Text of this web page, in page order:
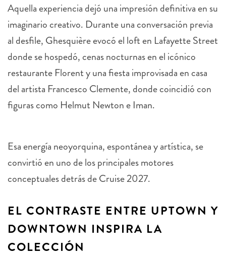
Aquella experiencia dejó una impresión definitiva en su
imaginario creativo. Durante una conversación previa
al desfile, Ghesquière evocó el loft en Lafayette Street
donde se hospedó, cenas nocturnas en el icónico
restaurante Florent y una fiesta improvisada en casa
del artista Francesco Clemente, donde coincidió con
figuras como Helmut Newton e Iman.
Esa energía neoyorquina, espontánea y artística, se
convirtió en uno de los principales motores
conceptuales detrás de Cruise 2027.
EL CONTRASTE ENTRE UPTOWN Y
DOWNTOWN INSPIRA LA
COLECCIÓN